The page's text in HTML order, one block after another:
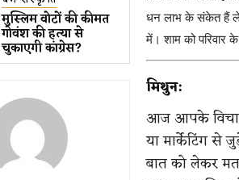
मुस्लिम वोटों की कीमत
गोवंश की हत्या से
चुकाएगी कांग्रेस?
धन लाभ के संकेत हैं
में। शाम को परिवार
मिथुन:
आज आपके
या मार्केटिंग से
बात को लेकर